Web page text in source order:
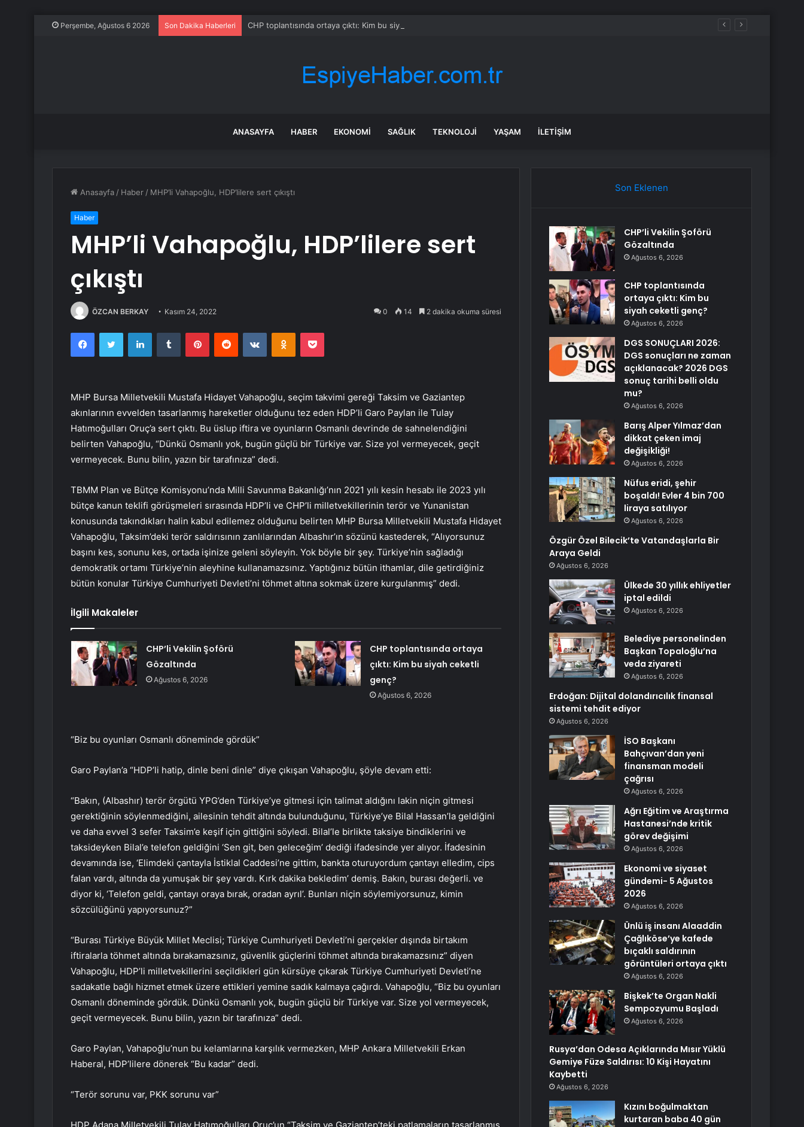
Perşembe, Ağustos 6 2026 Son Dakika Haberleri CHP toplantısında ortaya çıktı: Kim bu siyah ceketli genç?
ANASAYFA HABER EKONOMI SAĞLIK TEKNOLOJI YAŞAM İLETIŞIM
Anasayfa / Haber / MHP’li Vahapoğlu, HDP’lilere sert çıkıştı
Haber
MHP’li Vahapoğlu, HDP’lilere sert
çıkıştı
ÖZCAN BERKAY Kasım 24, 2022 0 14 2 dakika okuma süresi
FacebookTwitter LinkedInTumblr PinterestReddit VKontakteOdnoklassniki
Pocket
MHP Bursa Milletvekili Mustafa Hidayet Vahapoğlu, seçim takvimi gereği Taksim ve Gaziantep
akınlarının evvelden tasarlanmış hareketler olduğunu tez eden HDP’li Garo Paylan ile Tulay
Hatımoğulları Oruç’a sert çıktı. Bu üslup iftira ve oyunların Osmanlı devrinde de sahnelendiğini
belirten Vahapoğlu, “Dünkü Osmanlı yok, bugün güçlü bir Türkiye var. Size yol vermeyecek, geçit
vermeyecek. Bunu bilin, yazın bir tarafınıza” dedi.
TBMM Plan ve Bütçe Komisyonu’nda Milli Savunma Bakanlığı’nın 2021 yılı kesin hesabı ile 2023 yılı
bütçe kanun teklifi görüşmeleri sırasında HDP’li ve CHP’li milletvekillerinin terör ve Yunanistan
konusunda takındıkları halin kabul edilemez olduğunu belirten MHP Bursa Milletvekili Mustafa Hidayet
Vahapoğlu, Taksim’deki terör saldırısının zanlılarından Albashır’ın sözünü kastederek, “Alıyorsunuz
başını kes, sonunu kes, ortada işinize geleni söyleyin. Yok böyle bir şey. Türkiye’nin sağladığı
demokratik ortamı Türkiye’nin aleyhine kullanamazsınız. Yaptığınız bütün ithamlar, dile getirdiğiniz
bütün konular Türkiye Cumhuriyeti Devleti’ni töhmet altına sokmak üzere kurgulanmış” dedi.
İlgili Makaleler
CHP’li Vekilin Şoförü
Gözaltında
Ağustos 6, 2026
CHP toplantısında ortaya
çıktı: Kim bu siyah ceketli
genç?
Ağustos 6, 2026
“Biz bu oyunları Osmanlı döneminde gördük”
Garo Paylan’a “HDP’li hatip, dinle beni dinle” diye çıkışan Vahapoğlu, şöyle devam etti:
“Bakın, (Albashır) terör örgütü YPG’den Türkiye’ye gitmesi için talimat aldığını lakin niçin gitmesi
gerektiğinin söylenmediğini, ailesinin tehdit altında bulunduğunu, Türkiye’ye Bilal Hassan’la geldiğini
ve daha evvel 3 sefer Taksim’e keşif için gittiğini söyledi. Bilal’le birlikte taksiye bindiklerini ve
taksideyken Bilal’e telefon geldiğini ‘Sen git, ben geleceğim’ dediği ifadesinde yer alıyor. İfadesinin
devamında ise, ‘Elimdeki çantayla İstiklal Caddesi’ne gittim, bankta oturuyordum çantayı elledim, cips
falan vardı, altında da yumuşak bir şey vardı. Kırk dakika bekledim’ demiş. Bakın, burası değerli. ve
diyor ki, ‘Telefon geldi, çantayı oraya bırak, oradan ayrıl’. Bunları niçin söylemiyorsunuz, kimin
sözcülüğünü yapıyorsunuz?”
“Burası Türkiye Büyük Millet Meclisi; Türkiye Cumhuriyeti Devleti’ni gerçekler dışında birtakım
iftiralarla töhmet altında bırakamazsınız, güvenlik güçlerini töhmet altında bırakamazsınız” diyen
Vahapoğlu, HDP’li milletvekillerini seçildikleri gün kürsüye çıkarak Türkiye Cumhuriyeti Devleti’ne
sadakatle bağlı hizmet etmek üzere ettikleri yemine sadık kalmaya çağırdı. Vahapoğlu, “Biz bu oyunları
Osmanlı döneminde gördük. Dünkü Osmanlı yok, bugün güçlü bir Türkiye var. Size yol vermeyecek,
geçit vermeyecek. Bunu bilin, yazın bir tarafınıza” dedi.
Garo Paylan, Vahapoğlu’nun bu kelamlarına karşılık vermezken, MHP Ankara Milletvekili Erkan
Haberal, HDP’lilere dönerek “Bu kadar” dedi.
“Terör sorunu var, PKK sorunu var”
Son Eklenen
CHP’li Vekilin Şoförü
Gözaltında
Ağustos 6, 2026
CHP toplantısında
ortaya çıktı: Kim bu
siyah ceketli genç?
Ağustos 6, 2026
DGS SONUÇLARI 2026:
DGS sonuçları ne zaman
açıklanacak? 2026 DGS
sonuç tarihi belli oldu
mu?
Ağustos 6, 2026
Barış Alper Yılmaz’dan
dikkat çeken imaj
değişikliği!
Ağustos 6, 2026
Nüfus eridi, şehir
boşaldı! Evler 4 bin 700
liraya satılıyor
Ağustos 6, 2026
Özgür Özel Bilecik’te Vatandaşlarla Bir
Araya Geldi
Ağustos 6, 2026
Ülkede 30 yıllık ehliyetler
iptal edildi
Ağustos 6, 2026
Belediye personelinden
Başkan Topaloğlu’na
veda ziyareti
Ağustos 6, 2026
Erdoğan: Dijital dolandırıcılık finansal
sistemi tehdit ediyor
Ağustos 6, 2026
İSO Başkanı
Bahçıvan’dan yeni
finansman modeli
çağrısı
Ağustos 6, 2026
Ağrı Eğitim ve Araştırma
Hastanesi’nde kritik
görev değişimi
Ağustos 6, 2026
Ekonomi ve siyaset
gündemi- 5 Ağustos
2026
Ağustos 6, 2026
Ünlü iş insanı Alaaddin
Çağlıköse’ye kafede
bıçaklı saldırının
görüntüleri ortaya çıktı
Ağustos 6, 2026
Bişkek’te Organ Nakli
Sempozyumu Başladı
Ağustos 6, 2026
Rusya’dan Odesa Açıklarında Mısır Yüklü
Gemiye Füze Saldırısı: 10 Kişi Hayatını
Kaybetti
Ağustos 6, 2026
Kızını boğulmaktan
kurtaran baba 40 gün